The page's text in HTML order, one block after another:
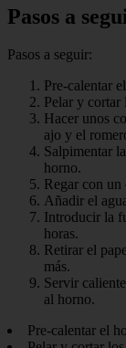
Pasos a
Pasos a seguir:
Pre-calentar
Pelar y cortar
Hacer unos
ajo y el
Salpimentar
horno.
Regar con
Añadir el
Introducir la
horas.
Retirar el
más.
Servir
al horno.
Pre-calentar el